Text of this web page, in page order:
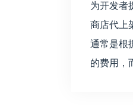
为开发者
商店代上
通常是根
的费用，